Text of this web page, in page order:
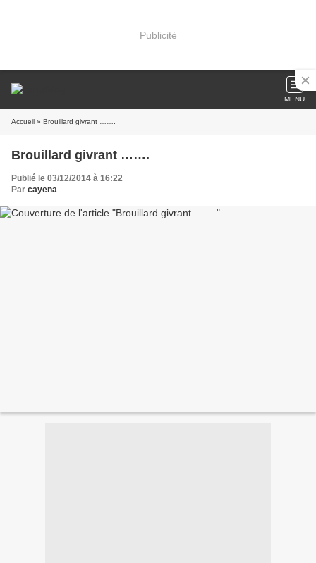
Publicité
MENU
Accueil » Brouillard givrant …….
Brouillard givrant …….
Publié le 03/12/2014 à 16:22
Par cayena